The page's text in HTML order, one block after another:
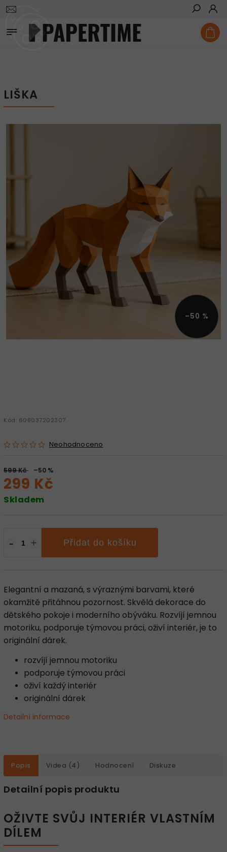
Hledat
Domů
LIŠKA
–50 %
Kód: 608037202307
Neohodnoceno
599 Kč –50 %
299 Kč
Skladem
Přidat do košíku
Elegantní a mazaná, s výraznými barvami, které
okamžitě přitáhnou pozornost. Skvělá dekorace do
dětského pokoje i moderního obýváku. Rozvíjí jemnou
motoriku, podporuje týmovou práci, oživí interiér, je to
originální dárek.
rozvíjí jemnou motoriku
podporuje týmovou práci
oživí každý interiér
originální dárek
Detailní informace
Popis Videa (4) Hodnocení Diskuze
Detailní popis produktu
OŽIVTE SVŮJ INTERIÉR VLASTNÍM
DÍLEM